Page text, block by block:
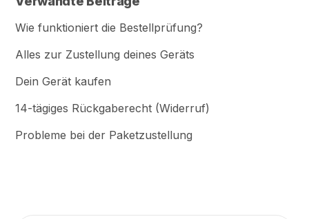
Wie funktioniert die Bestellprüfung?
Alles zur Zustellung deines Geräts
Dein Gerät kaufen
14-tägiges Rückgaberecht (Widerruf)
Probleme bei der Paketzustellung